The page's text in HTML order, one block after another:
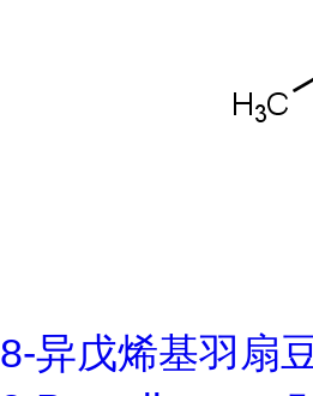
8-异戊烯基羽扇